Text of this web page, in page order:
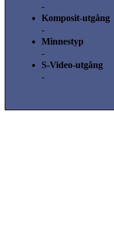
-
Komposit-utgång
-
Minnestyp
-
S-Video-utgång
-